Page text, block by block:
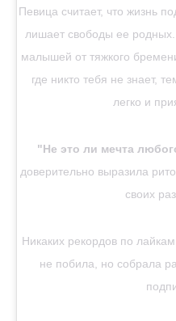
Певица считает, что жизнь
лишает свободы ее родных.
малышей от тяжкого
где никто тебя не знает,
легко и
"Не это ли мечта
доверительно выразила
своих
Никаких рекордов по
не побила, но собрала